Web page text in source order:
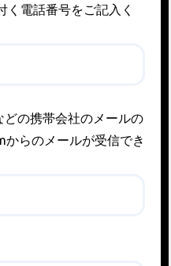
電話番号をご記入く
の携帯会社のメールの
らのメールが受信でき